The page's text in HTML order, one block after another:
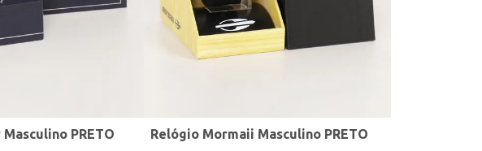
PRETO Relógio Mormaii Masculino PRETO